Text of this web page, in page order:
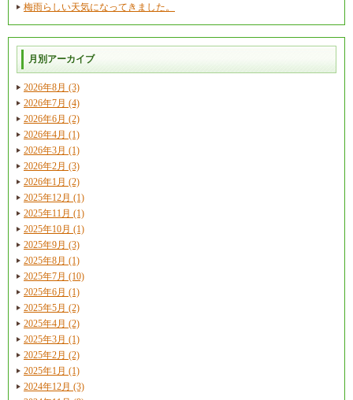
梅雨らしい天気になってきました。
月別アーカイブ
2026年8月 (3)
2026年7月 (4)
2026年6月 (2)
2026年4月 (1)
2026年3月 (1)
2026年2月 (3)
2026年1月 (2)
2025年12月 (1)
2025年11月 (1)
2025年10月 (1)
2025年9月 (3)
2025年8月 (1)
2025年7月 (10)
2025年6月 (1)
2025年5月 (2)
2025年4月 (2)
2025年3月 (1)
2025年2月 (2)
2025年1月 (1)
2024年12月 (3)